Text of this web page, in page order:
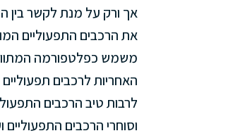
אך ורק על מנת לקשר בין
את הרכבים התפעוליים
משמש כפלטפורמה
האחריות לרכבים
לרבות טיב הרכבים
וסוחרי הרכבים